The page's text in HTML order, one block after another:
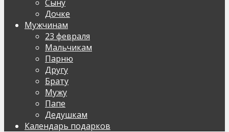
Сыну
Дочке
Мужчинам
23 февраля
Мальчикам
Парню
Другу
Брату
Мужу
Папе
Дедушкам
Календарь подарков